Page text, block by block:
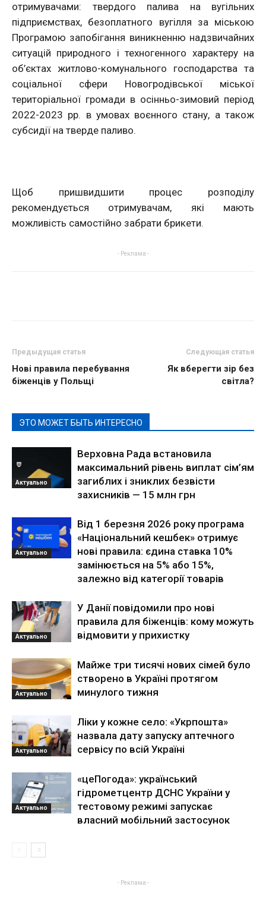
отримувачами: твердого палива на вугільних
підприємствах, безоплатного вугілля за міською
Програмою запобігання виникненню надзвичайних
ситуацій природного і техногенного характеру на
об’єктах житлово-комунального господарства та
соціальної сфери Новогродівської міської
територіальної громади в осінньо-зимовий період
2022-2023 рр. в умовах воєнного стану, а також
субсидії на тверде паливо.
Щоб пришвидшити процес розподілу
рекомендується отримувачам, які мають
можливість самостійно забрати брикети.
- Реклама -
Предыдущая статья
Нові правила перебування
біженців у Польщі
Следующая статья
Як вберегти зір без
світла?
ЭТО МОЖЕТ БЫТЬ ИНТЕРЕСНО
Актуально
Верховна Рада встановила
максимальний рівень виплат сім’ям
загиблих і зниклих безвісти
захисників — 15 млн грн
Актуально
Від 1 березня 2026 року програма
«Національний кешбек» отримує
нові правила: єдина ставка 10%
замінюється на 5% або 15%,
залежно від категорії товарів
Актуально
У Данії повідомили про нові
правила для біженців: кому можуть
відмовити у прихистку
Актуально
Майже три тисячі нових сімей було
створено в Україні протягом
минулого тижня
Актуально
Ліки у кожне село: «Укрпошта»
назвала дату запуску аптечного
сервісу по всій Україні
Актуально
«цеПогода»: український
гідрометцентр ДСНС України у
тестовому режимі запускає
власний мобільний застосунок
- Реклама -